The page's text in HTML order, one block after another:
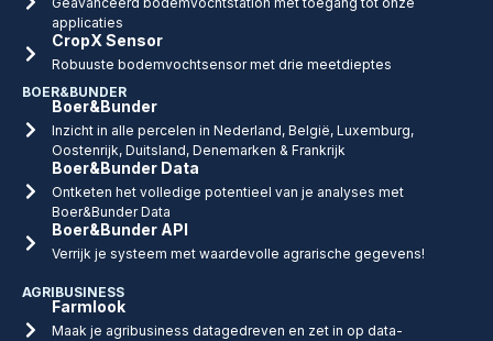
applicaties
CropX Sensor
Robuuste bodemvochtsensor met drie meetdieptes
BOER&BUNDER
Boer&Bunder
Inzicht in alle percelen in Nederland, België, Luxemburg,
Oostenrijk, Duitsland, Denemarken & Frankrijk
Boer&Bunder Data
Ontketen het volledige potentieel van je analyses met
Boer&Bunder Data
Boer&Bunder API
Verrijk je systeem met waardevolle agrarische gegevens!
AGRIBUSINESS
Farmlook
Maak je agribusiness datagedreven en zet in op data-